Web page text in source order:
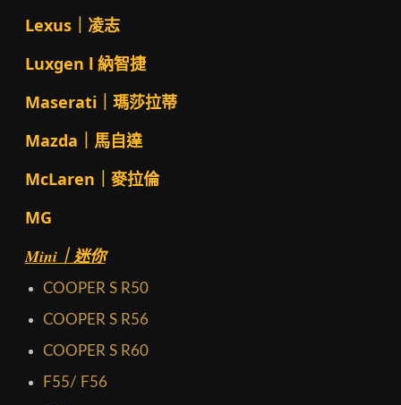
Lexus｜凌志
Luxgen l 納智捷
Maserati｜瑪莎拉蒂
Mazda｜馬自達
McLaren｜麥拉倫
MG
Mini｜迷你
COOPER S R50
COOPER S R56
COOPER S R60
F55/ F56